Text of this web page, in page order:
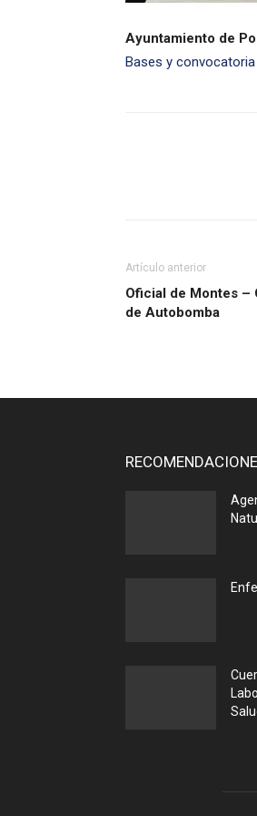
Ayuntamiento de
Bases y
Artículo anterior
Oficial de Montes –
de Autobomba